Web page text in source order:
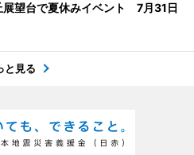
展望台で夏休みイベント 7月31日
と見る